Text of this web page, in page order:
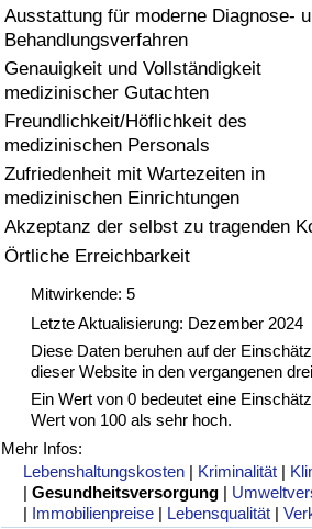
Ausstattung für moderne Diagnose-
Behandlungsverfahren
Genauigkeit und Vollständigkeit
medizinischer Gutachten
Freundlichkeit/Höflichkeit des
medizinischen Personals
Zufriedenheit mit Wartezeiten in
medizinischen Einrichtungen
Akzeptanz der selbst zu tragenden
Örtliche Erreichbarkeit
Mitwirkende: 5
Letzte Aktualisierung: Dezember 2024
Diese Daten beruhen auf der
dieser Website in den vergangenen
Ein Wert von 0 bedeutet eine
Wert von 100 als sehr hoch.
Mehr Infos:
Lebenshaltungskosten | Kriminalität |
|Gesundheitsversorgung |
| Immobilienpreise | Lebensqualität |
Kriminalitätsindex nach Land
Gesundheitsversorgung
Gesundheitsversorgungs-Index
Gesundheitsversorgungs-Index
Gesundheitsversorgungs-Index
Umweltverschmutzung
Umweltverschmutzungs-Index
Verschmutzungsindex
Umweltverschmutzungs-Index nach
Verkehr